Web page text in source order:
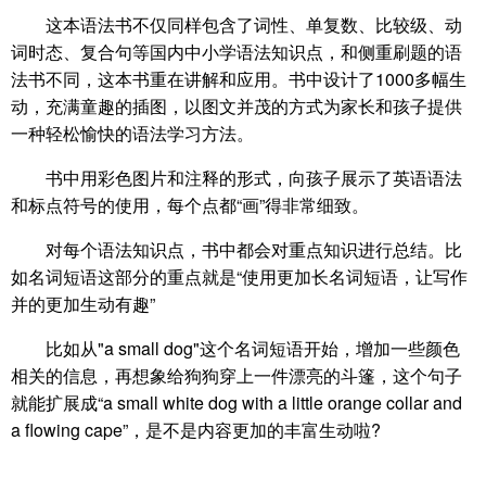
这本语法书不仅同样包含了词性、单复数、比较级、动
词时态、复合句等国内中小学语法知识点，和侧重刷题的语
法书不同，这本书重在讲解和应用。书中设计了1000多幅生
动，充满童趣的插图，以图文并茂的方式为家长和孩子提供
一种轻松愉快的语法学习方法。
书中用彩色图片和注释的形式，向孩子展示了英语语法
和标点符号的使用，每个点都“画”得非常细致。
对每个语法知识点，书中都会对重点知识进行总结。比
如名词短语这部分的重点就是“使用更加长名词短语，让写作
并的更加生动有趣”
比如从"a small dog"这个名词短语开始，增加一些颜色
相关的信息，再想象给狗狗穿上一件漂亮的斗篷，这个句子
就能扩展成“a small white dog with a little orange collar and
a flowing cape”，是不是内容更加的丰富生动啦?